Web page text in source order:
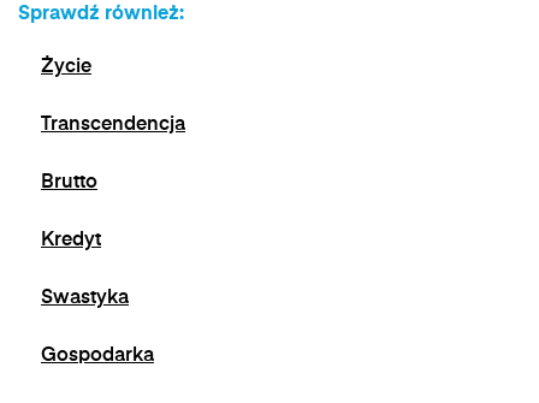
jest możliwe poprzez kontakt z Administratorem
naciśniecie przycisku "wypisz się" znajdującego
Sprawdź również:
Życie
Transcendencja
Brutto
Kredyt
Swastyka
Gospodarka